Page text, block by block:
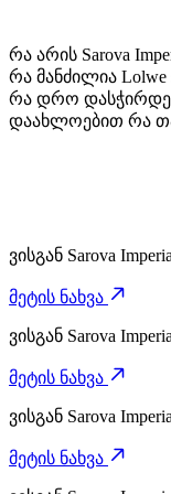
რა არის Sarova
Sarova Imperial
რა მანძილია Lolwe
Lolwe shopping
რა დრო დასჭირდება
Sarova Imperial
დაახლოებით რა
Sarova Imperial
ვისგან Sarova
მეტის ნახვა
ვისგან Sarova
მეტის ნახვა
ვისგან Sarova
მეტის ნახვა